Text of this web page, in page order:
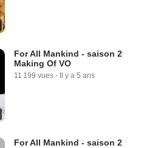
For All Mankind - saison 2
Making Of VO
11 199 vues - Il y a 5 ans
For All Mankind - saison 2